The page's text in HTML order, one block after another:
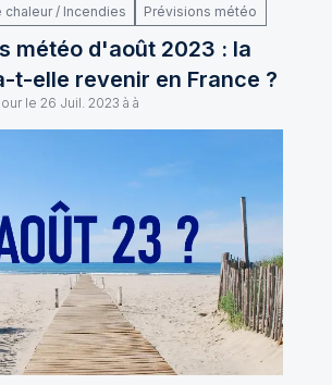
chaleur / Incendies Prévisions météo
météo d'août 2023 : la
t-elle revenir en France ?
le 26 Juil. 2023 à à